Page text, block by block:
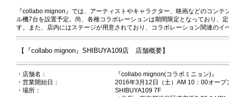
『collabo mignon』では、アーティストやキャラクター、映画などのコン
ル機7台を設置予定。尚、各種コラボレーションは期間限定となっており、
す。また、店内にはステージが用意されており、コラボレーション関連のイ
【『collabo mignon』SHIBUYA109店 店舗概要】
・店舗名：
『collabo mignon(コラボミニョン)』
・営業開始日：
2016年3月12日（土）AM 10：00オープ
・場所：
SHIBUYA109 7F